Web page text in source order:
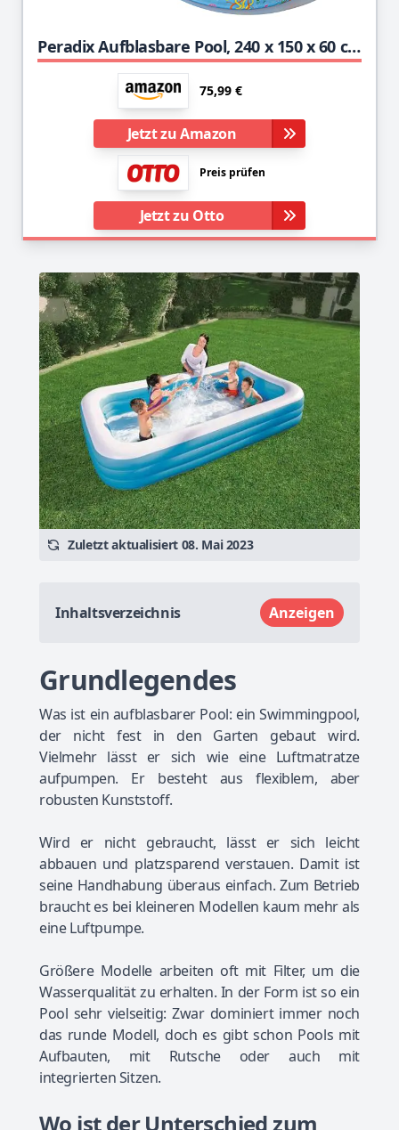
Peradix Aufblasbare Pool, 240 x 150 x 60 cm Planschbecken Groß, Familienpool, Schwimmbecken für Kinder, Erwachsene Garten Outdoor & Indoor -Leicht aufbaubar mit Ball und Cupholde
75,99 €
Jetzt zu Amazon
Preis prüfen
Jetzt zu Otto
Zuletzt aktualisiert 08. Mai 2023
Inhaltsverzeichnis Anzeigen
Grundlegendes
Was ist ein aufblasbarer Pool: ein Swimmingpool,
der nicht fest in den Garten gebaut wird.
Vielmehr lässt er sich wie eine Luftmatratze
aufpumpen. Er besteht aus flexiblem, aber
robusten Kunststoff.
Wird er nicht gebraucht, lässt er sich leicht
abbauen und platzsparend verstauen. Damit ist
seine Handhabung überaus einfach. Zum Betrieb
braucht es bei kleineren Modellen kaum mehr als
eine Luftpumpe.
Größere Modelle arbeiten oft mit Filter, um die
Wasserqualität zu erhalten. In der Form ist so ein
Pool sehr vielseitig: Zwar dominiert immer noch
das runde Modell, doch es gibt schon Pools mit
Aufbauten, mit Rutsche oder auch mit
integrierten Sitzen.
Wo ist der Unterschied zum